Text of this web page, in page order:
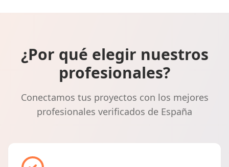
¿Por qué elegir nuestros
profesionales?
Conectamos tus proyectos con los mejores
profesionales verificados de España